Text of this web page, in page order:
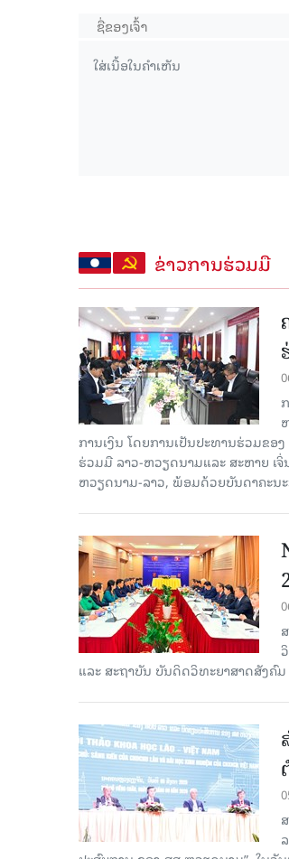
ຂ່າວການຮ່ວມມື
ການເງິນ ໂດຍການເປັນປະທານຮ່ວມຂອ
ຮ່ວມມື ລາວ-ຫວຽດນາມແລະ ສະຫາຍ ເ
ຫວຽດນາມ-ລາວ, ພ້ອມດ້ວຍບັນດາຄະນ
ແລະ ສະຖາບັນ ບັນດິດວິທະຍາສາດສັງຄົ